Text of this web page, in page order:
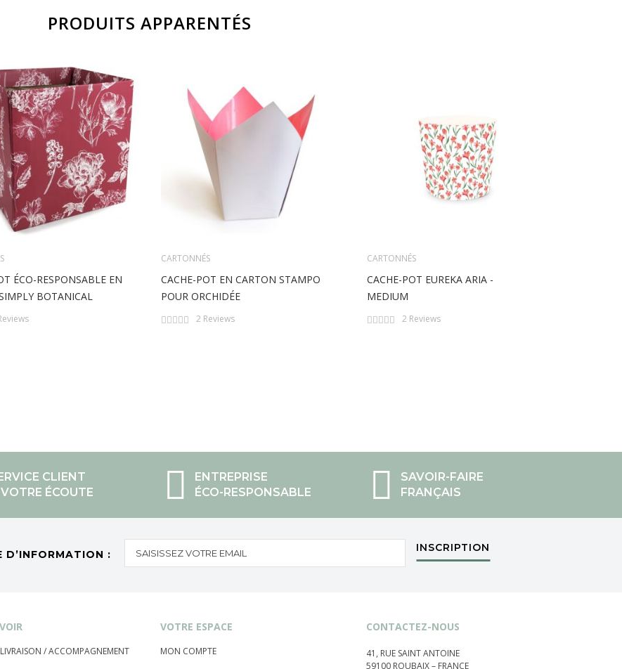
PRODUITS APPARENTÉS
ÉCO-RESPONSABLE EN
BOTANICAL
CARTONNÉS
CACHE-POT EN CARTON STAMPO
POUR ORCHIDÉE
Rating:
2 Reviews
CARTONNÉS
CACHE-POT EUREKA ARIA -
MEDIUM
Rating:
2 Reviews
CLIENT
ÉCOUTE
ENTREPRISE
ÉCO-RESPONSABLE
SAVOIR-FAIRE
FRANÇAIS
D’INFORMATION :
INSCRIPTION
LIVRAISON / ACCOMPAGNEMENT
VOTRE ESPACE
MON COMPTE
CONTACTEZ-NOUS
41, RUE SAINT ANTOINE
59100 ROUBAIX – FRANCE